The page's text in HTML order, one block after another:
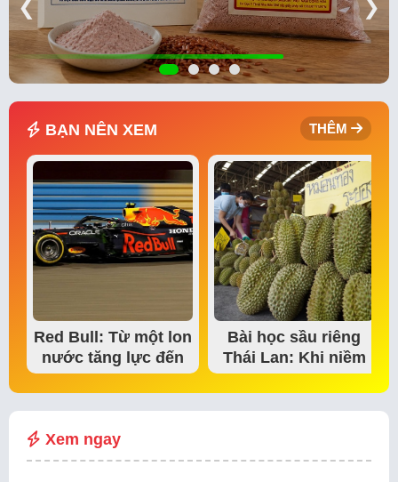
❮ ❯
BẠN NÊN XEM THÊM
Red Bull: Từ một lon
nước tăng lực đến
đế chế thể…
Bài học sầu riêng
Thái Lan: Khi niềm
tin thị trường bắt…
Xem ngay